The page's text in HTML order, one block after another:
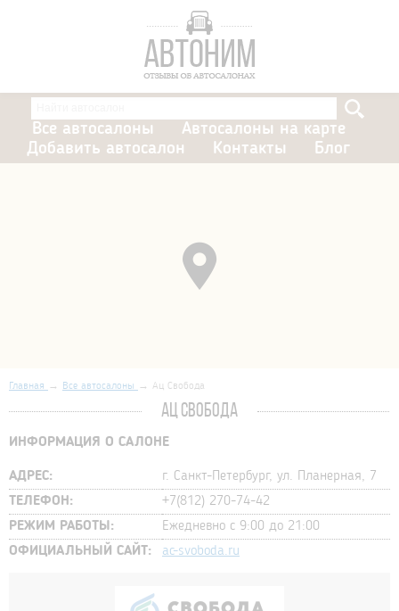
Все автосалоны
Автосалоны на карте
Добавить автосалон
Контакты Блог
Главная Все автосалоны Ац Свобода
АЦ СВОБОДА
ИНФОРМАЦИЯ О САЛОНЕ
АДРЕС:
г. Санкт-Петербург, ул. Планерная, 7
ТЕЛЕФОН:
+7(812) 270-74-42
РЕЖИМ РАБОТЫ:
Ежедневно с 9:00 до 21:00
ОФИЦИАЛЬНЫЙ САЙТ:
ac-svoboda.ru